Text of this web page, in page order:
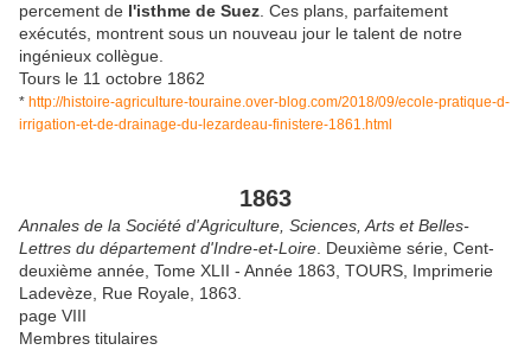
percement de l'isthme de Suez . Ces plans, parfaitement
exécutés, montrent sous un nouveau jour le talent de notre
ingénieux collègue.
Tours le 11 octobre 1862
* http://histoire-agriculture-touraine.over-blog.com/2018/09/ecole-pratique-d-
irrigation-et-de-drainage-du-lezardeau-finistere-1861.html
1863
Annales de la Société d'Agriculture, Sciences, Arts et Belles-
Lettres du département d'Indre-et-Loire . Deuxième série, Cent-
deuxième année, Tome XLII - Année 1863, TOURS, Imprimerie
Ladevèze, Rue Royale, 1863.
page VIII
Membres titulaires